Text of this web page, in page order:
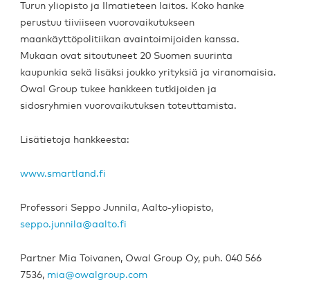
Turun yliopisto ja Ilmatieteen laitos. Koko hanke
perustuu tiiviiseen vuorovaikutukseen
maankäyttöpolitiikan avaintoimijoiden kanssa.
Mukaan ovat sitoutuneet 20 Suomen suurinta
kaupunkia sekä lisäksi joukko yrityksiä ja viranomaisia.
Owal Group tukee hankkeen tutkijoiden ja
sidosryhmien vuorovaikutuksen toteuttamista.
Lisätietoja hankkeesta:
www.smartland.fi
Professori Seppo Junnila, Aalto-yliopisto,
seppo.junnila@aalto.fi
Partner Mia Toivanen, Owal Group Oy, puh. 040 566
7536, mia@owalgroup.com